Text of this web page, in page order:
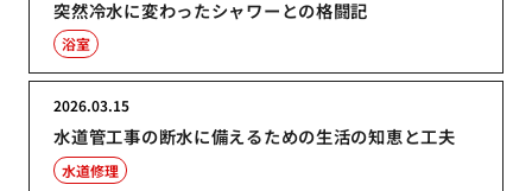
突然冷水に変わったシャワーとの格闘記
浴室
水道管工事の断水に備えるための生活の知恵と工夫
2026.03.15
水道修理